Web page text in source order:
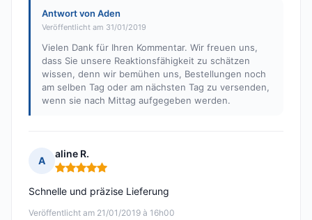
Antwort von Aden
Veröffentlicht am 31/01/2019
Vielen Dank für Ihren Kommentar. Wir freuen uns,
dass Sie unsere Reaktionsfähigkeit zu schätzen
wissen, denn wir bemühen uns, Bestellungen noch
am selben Tag oder am nächsten Tag zu versenden,
wenn sie nach Mittag aufgegeben werden.
A
aline R.
Hinweis: 5 von 5
Veröffentlicht am 21/01/2019 à 16h00
Schnelle und präzise Lieferung